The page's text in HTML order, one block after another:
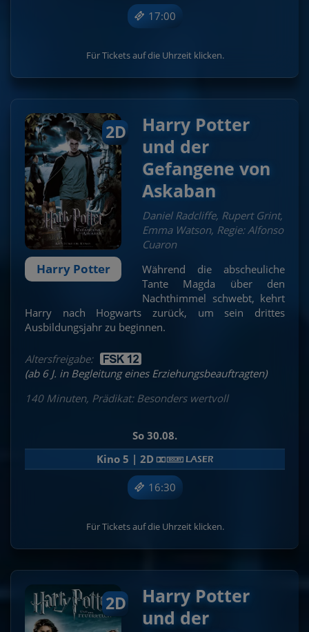
17:00
Für Tickets auf die Uhrzeit klicken.
2D
Harry Potter
Harry Potter
und der
Gefangene von
Askaban
Daniel Radcliffe, Rupert Grint,
Emma Watson, Regie: Alfonso
Cuaron
Während die abscheuliche
Tante Magda über den
Nachthimmel schwebt, kehrt
Harry nach Hogwarts zurück, um sein drittes
Ausbildungsjahr zu beginnen.
Altersfreigabe:
(ab 6 J. in Begleitung eines Erziehungsbeauftragten)
140 Minuten, Prädikat: Besonders wertvoll
So 30.08.
Kino 5 | 2D
16:30
Für Tickets auf die Uhrzeit klicken.
2D
Harry Potter
und der